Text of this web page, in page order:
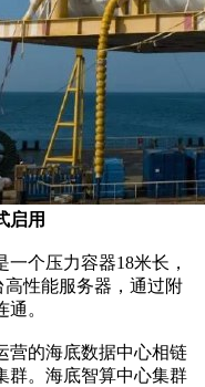
启用
个压力容器18米长，
高性能服务器，通过附
。
营的海底数据中心相链
群。海底智算中心集群